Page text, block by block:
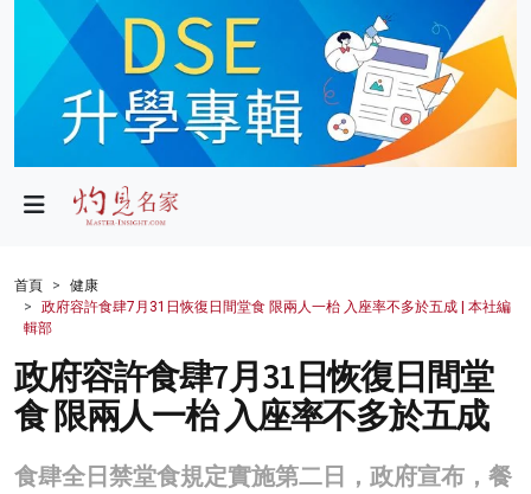
政局
財經
生活
健康
商業
科技
首頁
健康
政府容許食肆7月31日恢復日間堂食 限兩人一枱 入座率不多於五成 | 本社編
輯部
政府容許食肆7月31日恢復日間堂
食 限兩人一枱 入座率不多於五成
食肆全日禁堂食規定實施第二日，政府宣布，餐